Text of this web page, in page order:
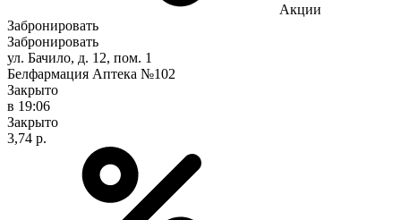
Акции
Забронировать
Забронировать
ул. Бачило, д. 12, пом. 1
Белфармация Аптека №102
Закрыто
в 19:06
Закрыто
3,74 р.